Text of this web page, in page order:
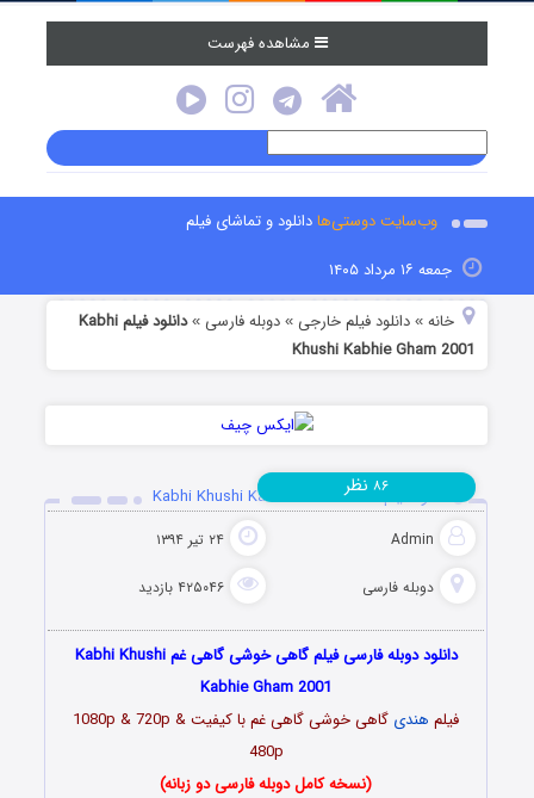
مشاهده فهرست
وب‌سایت دوستی‌هادانلود و تماشای فیلم
جمعه ۱۶ مرداد ۱۴۰۵
خانه »دانلود فیلم خارجی »دوبله فارسی »
دانلود فیلم Kabhi
Khushi Kabhie Gham 2001
دانلود فیلم Kabhi Khushi Kabhie Gham 2001
Admin ۲۴ تیر ۱۳۹۴
دوبله فارسی ۴۲۵۰۴۶ بازدید
۸۶ نظر
دانلود دوبله فارسی فیلم گاهی خوشی گاهی غم Kabhi Khushi
Kabhie Gham 2001
فیلم هندی
گاهی خوشی گاهی غم با کیفیت 1080p & 720p &
480p
(نسخه کامل دوبله فارسی دو زبانه)